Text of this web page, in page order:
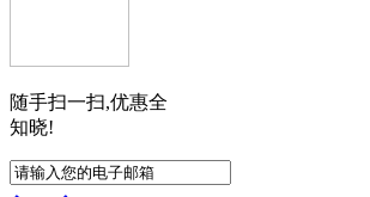
随手扫一扫,优惠全
知晓!